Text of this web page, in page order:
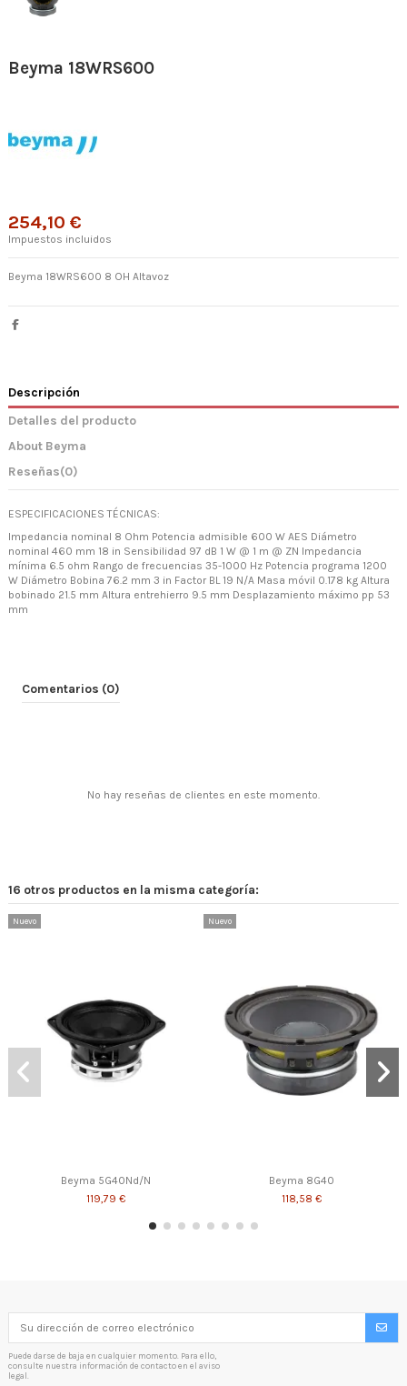
Beyma 18WRS600
254,10 €
Impuestos incluidos
Beyma 18WRS600 8 OH Altavoz
Descripción
Detalles del producto
About Beyma
Reseñas(0)
ESPECIFICACIONES TÉCNICAS:
Impedancia nominal 8 Ohm Potencia admisible 600 W AES Diámetro
nominal 460 mm 18 in Sensibilidad 97 dB 1 W @ 1 m @ ZN Impedancia
mínima 6.5 ohm Rango de frecuencias 35-1000 Hz Potencia programa 1200
W Diámetro Bobina 76.2 mm 3 in Factor BL 19 N/A Masa móvil 0.178 kg Altura
bobinado 21.5 mm Altura entrehierro 9.5 mm Desplazamiento máximo pp 53
mm
Comentarios (0)
No hay reseñas de clientes en este momento.
16 otros productos en la misma categoría:
Nuevo
Beyma 5G40Nd/N
119,79 €
Nuevo
Beyma 8G40
118,58 €
Puede darse de baja en cualquier momento. Para ello,
consulte nuestra información de contacto en el aviso
legal.